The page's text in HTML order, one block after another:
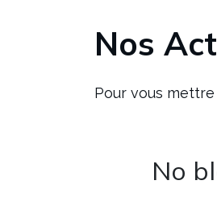
Nos
Pour vous
No